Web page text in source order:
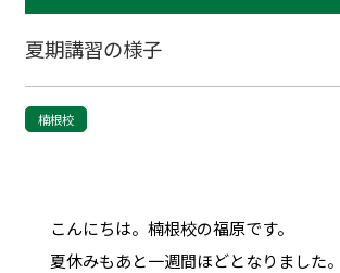
夏期講習の様子
楠根校
こんにちは。楠根校の福原です。
夏休みもあと一週間ほどとなりました。